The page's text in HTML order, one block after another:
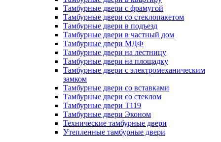
Тамбурные двери с фрамугой
Тамбурные двери со стеклопакетом
Тамбурные двери в подъезд
Тамбурные двери в частный дом
Тамбурные двери МДФ
Тамбурные двери на лестницу
Тамбурные двери на площадку
Тамбурные двери с электромеханическим
замком
Тамбурные двери со вставками
Тамбурные двери со стеклом
Тамбурные двери Т119
Тамбурные двери Эконом
Технические тамбурные двери
Утепленные тамбурные двери